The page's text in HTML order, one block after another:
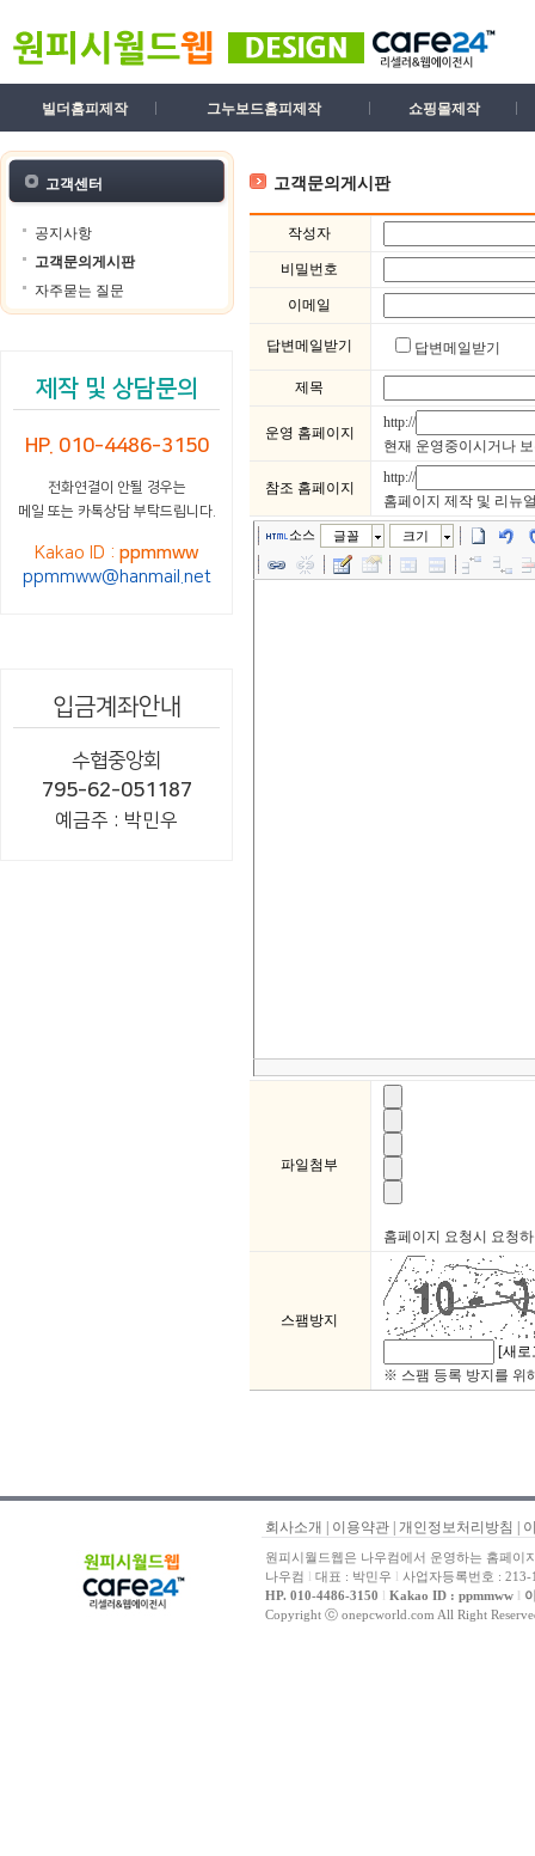
빌더홈피제작 그누보드홈피제작 쇼핑몰제작
고객센터
공지사항
고객문의게시판
자주묻는 질문
제작 및 상담문의
HP. 010-4486-3150
전화연결이 안될 경우는
메일 또는 카톡상담 부탁드립니다.
Kakao ID :ppmmww
ppmmww@hanmail.net
입금계좌안내
수협중앙회
795-62-051187
예금주 : 박민우
고객문의게시판
작성자
비밀번호
이메일
답변메일받기 답변메일받기
제목
운영 홈페이지
http://
현재 운영중이시거나
참조 홈페이지
http://
홈페이지 제작 및 리뉴
소스 글꼴 크기
파일첨부
홈페이지 요청시 요청
스팸방지
[새로
※ 스팸 등록 방지를 위
회사소개 이용약관 개인정보처리방침
원피시월드웹은 나우컴에서 운영하는 홈페이
나우컴 l 대표 : 박민우 l 사업자등록번호 :
HP. 010-4486-3150 l Kakao ID : ppmmww l
Copyright ⓒ onepcworld.com All Right